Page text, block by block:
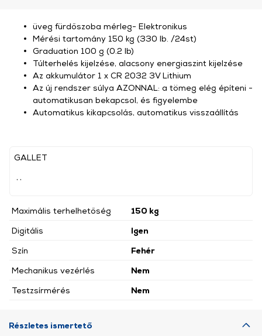
GALLET
Maximális terhelhetőség
150 kg
Digitális
Igen
Szín
Fehér
Mechanikus vezérlés
Nem
Testzsírmérés
Nem
üveg fürdőszoba mérleg- Elektronikus
Mérési tartomány 150 kg (330 lb. /24st)
Graduation 100 g (0.2 lb)
Túlterhelés kijelzése, alacsony energiaszint kijelzése
Az akkumulátor 1 x CR 2032 3V Lithium
Az új rendszer súlya AZONNAL: a tömeg elég építeni -
automatikusan bekapcsol, és figyelembe
Automatikus kikapcsolás, automatikus visszaállítás
Részletes ismertető